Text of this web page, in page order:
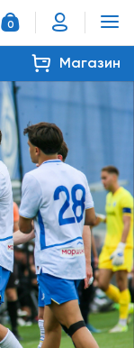
0
Магазин